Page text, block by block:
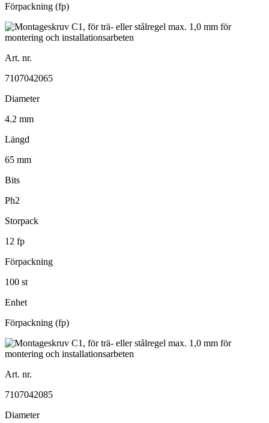
Förpackning (fp)
Art. nr.
7107042065
Diameter
4.2 mm
Längd
65 mm
Bits
Ph2
Storpack
12 fp
Förpackning
100 st
Enhet
Förpackning (fp)
Art. nr.
7107042085
Diameter